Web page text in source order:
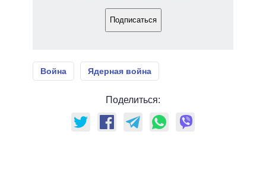
Подписаться
Война Ядерная война
Поделиться: